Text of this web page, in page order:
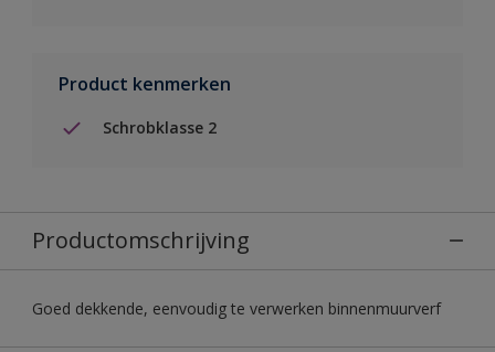
Product kenmerken
Schrobklasse 2
Productomschrijving
Goed dekkende, eenvoudig te verwerken binnenmuurverf